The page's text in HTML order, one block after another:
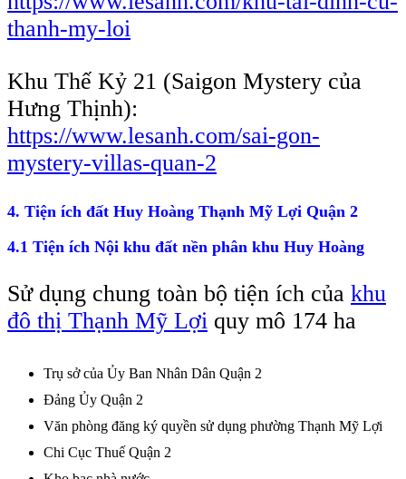
thanh-my-loi
Khu Thế Kỷ 21 (Saigon Mystery của
Hưng Thịnh):
https://www.lesanh.com/sai-gon-
mystery-villas-quan-2
4. Tiện ích đất Huy Hoàng Thạnh Mỹ Lợi Quận 2
4.1 Tiện ích Nội khu đất nền phân khu Huy Hoàng
Sử dụng chung toàn bộ tiện ích của khu
đô thị Thạnh Mỹ Lợi quy mô 174 ha
Trụ sở của Ủy Ban Nhân Dân Quận 2
Đảng Ủy Quận 2
Văn phòng đăng ký quyền sử dụng phường Thạnh Mỹ Lợi
Chi Cục Thuế Quận 2